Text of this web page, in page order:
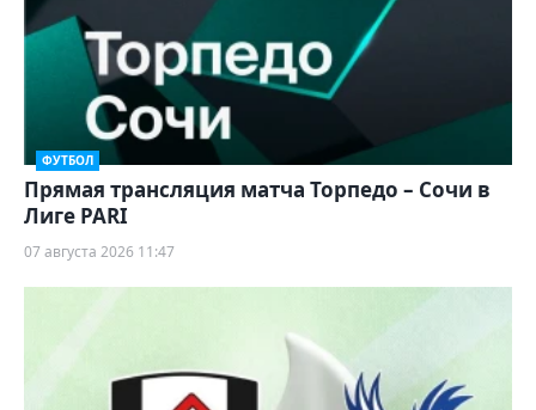
ФУТБОЛ
Прямая трансляция матча Торпедо – Сочи в
Лиге PARI
07 августа 2026 11:47